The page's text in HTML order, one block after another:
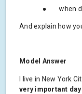
● when
And explain how
Model Answer
I live in New York
very important